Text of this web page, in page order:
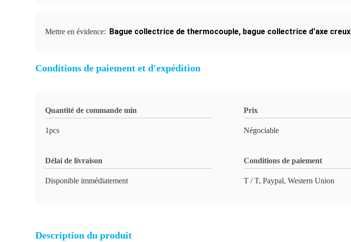
Mettre en évidence: Bague collectrice de thermocouple, bague collectrice d'axe creux
Conditions de paiement et d'expédition
Quantité de commande min
1pcs
Prix
Négociable
Délai de livraison
Disponible immédiatement
Conditions de paiement
T / T, Paypal, Western Union
Description du produit